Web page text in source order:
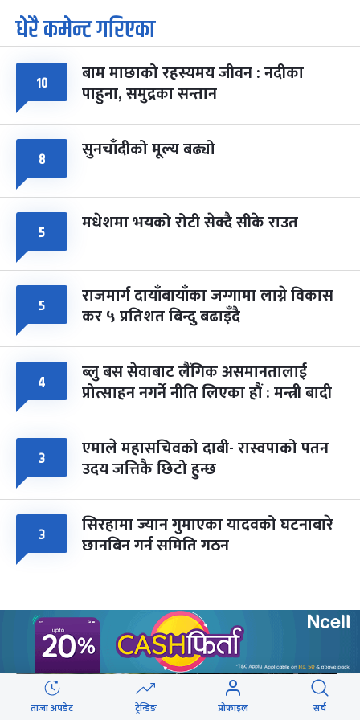
७
आइत
पूर्णिमा व्रत
चैत्र ७, २०८३-Mar 21, 2027
८ फागुपूर्णिमा
चैत्र ८, २०८३-Mar 22, 2027
७ महिना बाँकी
धेरै कमेन्ट गरिएका
१० बाम माछाको रहस्यमय जीवन : नदीका
पाहुना, समुद्रका सन्तान
८ सुनचाँदीको मूल्य बढ्यो
५ मधेशमा भयको रोटी सेक्दै सीके राउत
५ राजमार्ग दायाँबायाँका जग्गामा लाग्ने विकास
कर ५ प्रतिशत बिन्दु बढाइँदै
४ ब्लु बस सेवाबाट लैंगिक असमानतालाई
प्रोत्साहन नगर्ने नीति लिएका हौं : मन्त्री बादी
३ एमाले महासचिवको दाबी- रास्वपाको पतन
उदय जत्तिकै छिटो हुन्छ
३ सिरहामा ज्यान गुमाएका यादवको घटनाबारे
छानबिन गर्न समिति गठन
वेबस्टोरिज
ताजा अपडेट ट्रेन्डिङ प्रोफाइल सर्च